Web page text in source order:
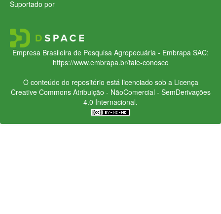
Suportado por
Empresa Brasileira de Pesquisa Agropecuária - Embrapa SAC:
https://www.embrapa.br/fale-conosco
O conteúdo do repositório está licenciado sob a Licença
Creative CommonsAtribuição - NãoComercial - SemDerivações
4.0 Internacional.